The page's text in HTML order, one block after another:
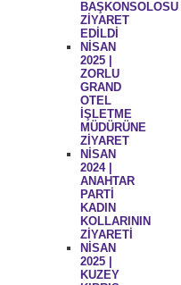
BAŞKONSOLOSU
ZİYARET
EDİLDİ
NİSAN
2025 |
ZORLU
GRAND
OTEL
İŞLETME
MÜDÜRÜNE
ZİYARET
NİSAN
2024 |
ANAHTAR
PARTİ
KADIN
KOLLARININ
ZİYARETİ
NİSAN
2025 |
KUZEY